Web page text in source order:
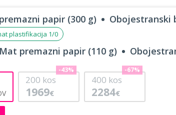
papir (300 g) Obojestranski
plastifikacija 1/0
Mat premazni papir (110 g)
200 kos
1969€
-43%
400 kos
2284€
-67%